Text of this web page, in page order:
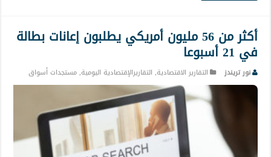
أكثر من 56 مليون أمريكي يطلبون إعانات بطالة
في 21 أسبوعا
نور تريندز التقارير الاقتصادية, التقاريرالإقتصادية اليومية,مستجدات أسواق